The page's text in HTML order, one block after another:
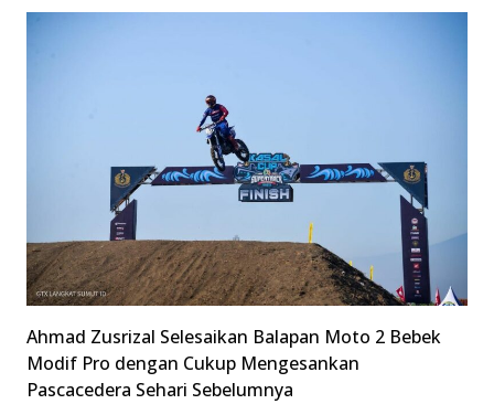
Ahmad Zusrizal Selesaikan Balapan Moto 2 Bebek
Modif Pro dengan Cukup Mengesankan
Pascacedera Sehari Sebelumnya